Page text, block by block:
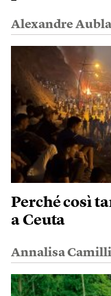
Alexandre
Perché così
a Ceuta
Annalisa Camilli